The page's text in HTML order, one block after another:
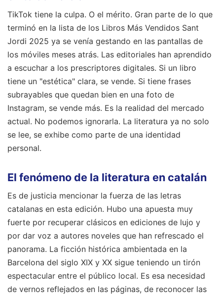
TikTok tiene la culpa. O el mérito. Gran parte de lo que
terminó en la lista de los Libros Más Vendidos Sant
Jordi 2025 ya se venía gestando en las pantallas de
los móviles meses atrás. Las editoriales han aprendido
a escuchar a los prescriptores digitales. Si un libro
tiene un "estética" clara, se vende. Si tiene frases
subrayables que quedan bien en una foto de
Instagram, se vende más. Es la realidad del mercado
actual. No podemos ignorarla. La literatura ya no solo
se lee, se exhibe como parte de una identidad
personal.
El fenómeno de la literatura en catalán
Es de justicia mencionar la fuerza de las letras
catalanas en esta edición. Hubo una apuesta muy
fuerte por recuperar clásicos en ediciones de lujo y
por dar voz a autores noveles que han refrescado el
panorama. La ficción histórica ambientada en la
Barcelona del siglo XIX y XX sigue teniendo un tirón
espectacular entre el público local. Es esa necesidad
de vernos reflejados en las páginas, de reconocer las